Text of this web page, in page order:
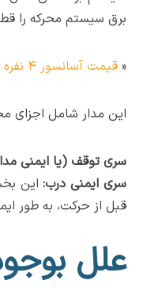
برق سیستم محرکه را
«قیمت آسانسور ۴ نفره برای 3 طبقه
این مدار شامل اجزای
سری توقف (یا ایمنی
سری ایمنی درب:این
قبل از حرکت، به طور
علل بوجود